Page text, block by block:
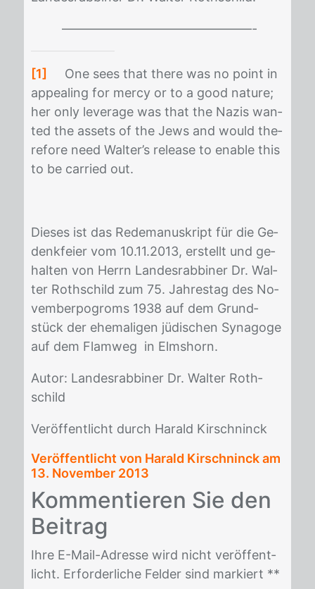
———————————————-
[1] One sees that the­re was no point in
ap­pea­ling for mer­cy or to a good na­tu­re;
her only le­ver­age was that the Na­zis wan­
ted the as­sets of the Jews and would the­
re­fo­re need Wal­ter’s re­lease to enable this
to be car­ri­ed out.
Die­ses ist das Re­de­ma­nu­skript für die Ge­
denk­fei­er vom 10.11.2013, er­stellt und ge­
hal­ten von Herrn Lan­des­rab­bi­ner Dr. Wal­
ter Roth­schild zum 75. Jah­res­tag des No­
vem­ber­po­groms 1938 auf dem Grund­
stück der ehe­ma­li­gen jü­di­schen Syn­ago­ge
auf dem Flam­weg in Elms­horn.
Au­tor: Lan­des­rab­bi­ner Dr. Wal­ter Roth­
schild
Ver­öf­fent­licht durch Ha­rald Kir­sch­ninck
Veröffentlicht von Harald Kirschninck am
13. November 2013
Kom­men­tie­ren Sie den
Bei­trag
Ihre E-Mail-Adres­se wird nicht ver­öf­fent­
licht. Er­for­der­li­che Fel­der sind mar­kiert **